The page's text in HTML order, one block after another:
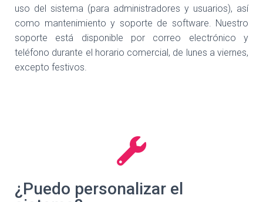
uso del sistema (para administradores y usuarios), así
como mantenimiento y soporte de software. Nuestro
soporte está disponible por correo electrónico y
teléfono durante el horario comercial, de lunes a viernes,
excepto festivos.
¿Puedo personalizar el